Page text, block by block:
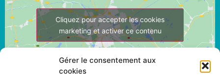
Gérer le consentement aux
cookies
Cliquez pour accepter les cookies
marketing et activer ce contenu